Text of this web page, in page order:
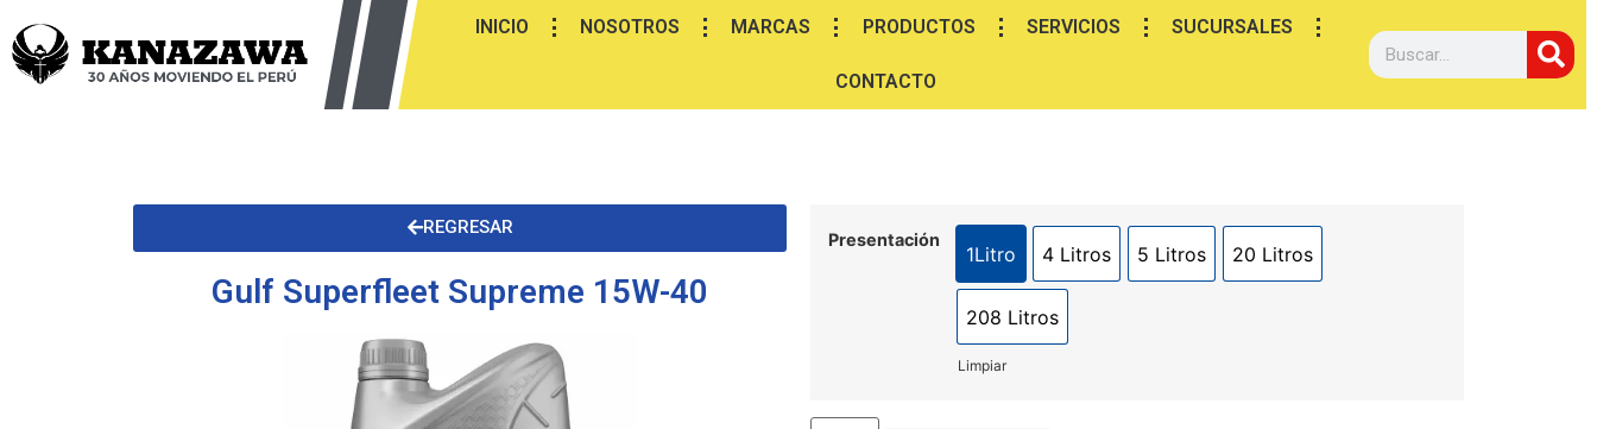
INICIO NOSOTROS MARCAS PRODUCTOS SERVICIOS SUCURSALES
CONTACTO
REGRESAR
Gulf Superfleet Supreme 15W-40
Presentación
1Litro 4 Litros 5 Litros 20 Litros
208 Litros
Limpiar